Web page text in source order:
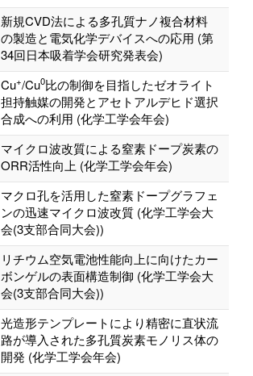
新規CVD法による多孔質ナノ複合材料
の製造と電気化学デバイスへの応用 (第
34回日本吸着学会研究発表会)
Cu+/Cu0比の制御を目指したゼオライト
担持触媒の開発とアセトアルデヒド選択
合成への利用 (化学工学会年会)
マイクロ波改質による窒素ドープ炭素の
ORR活性向上 (化学工学会年会)
マクロ孔を活用した窒素ドープグラフェ
ンの迅速マイクロ波改質 (化学工学会大
会(3支部合同大会))
リチウム空気電池性能向上に向けたカー
ボンゲルの表面構造制御 (化学工学会大
会(3支部合同大会))
光造形テンプレートにより精密に直状流
路が導入された多孔質炭素モノリス体の
開発 (化学工学会年会)